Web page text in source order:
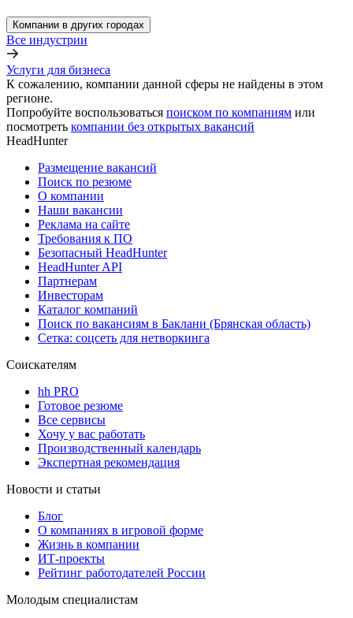
Компании в других городах
Все индустрии
Услуги для бизнеса
К сожалению, компании данной сферы не найдены в этом
регионе.
Попробуйте воспользоваться поиском по компаниям или
посмотреть компании без открытых вакансий
HeadHunter
Размещение вакансий
Поиск по резюме
О компании
Наши вакансии
Реклама на сайте
Требования к ПО
Безопасный HeadHunter
HeadHunter API
Партнерам
Инвесторам
Каталог компаний
Поиск по вакансиям в Баклани (Брянская область)
Сетка: соцсеть для нетворкинга
Соискателям
hh PRO
Готовое резюме
Все сервисы
Хочу у вас работать
Производственный календарь
Экспертная рекомендация
Новости и статьи
Блог
О компаниях в игровой форме
Жизнь в компании
ИТ-проекты
Рейтинг работодателей России
Молодым специалистам